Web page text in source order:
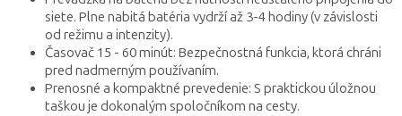
siete. Plne nabitá batéria vydrží až 3-4 hodiny (v závislosti
od režimu a intenzity).
Časovač 15 - 60 minút: Bezpečnostná funkcia, ktorá chráni
pred nadmerným používaním.
Prenosné a kompaktné prevedenie: S praktickou úložnou
taškou je dokonalým spoločníkom na cesty.